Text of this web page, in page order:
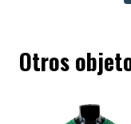
Otros